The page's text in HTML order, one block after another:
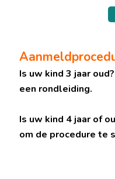
Is uw kind 3 jaar
een rondleiding.
Is uw kind 4 jaar of
om de procedure te